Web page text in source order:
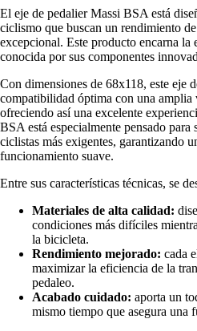
El eje de pedalier Massi BSA está
ciclismo que buscan un rendimiento
excepcional. Este producto encarna la
conocida por sus componentes
Con dimensiones de 68x118, este eje
compatibilidad óptima con una amplia
ofreciendo así una excelente
BSA está especialmente pensado para
ciclistas más exigentes, garantizando
funcionamiento suave.
Entre sus características técnicas, se
Materiales de alta calidad:
condiciones más difíciles
la bicicleta.
Rendimiento mejorado: cada
maximizar la eficiencia de la
pedaleo.
Acabado cuidado: aporta un
mismo tiempo que asegura una